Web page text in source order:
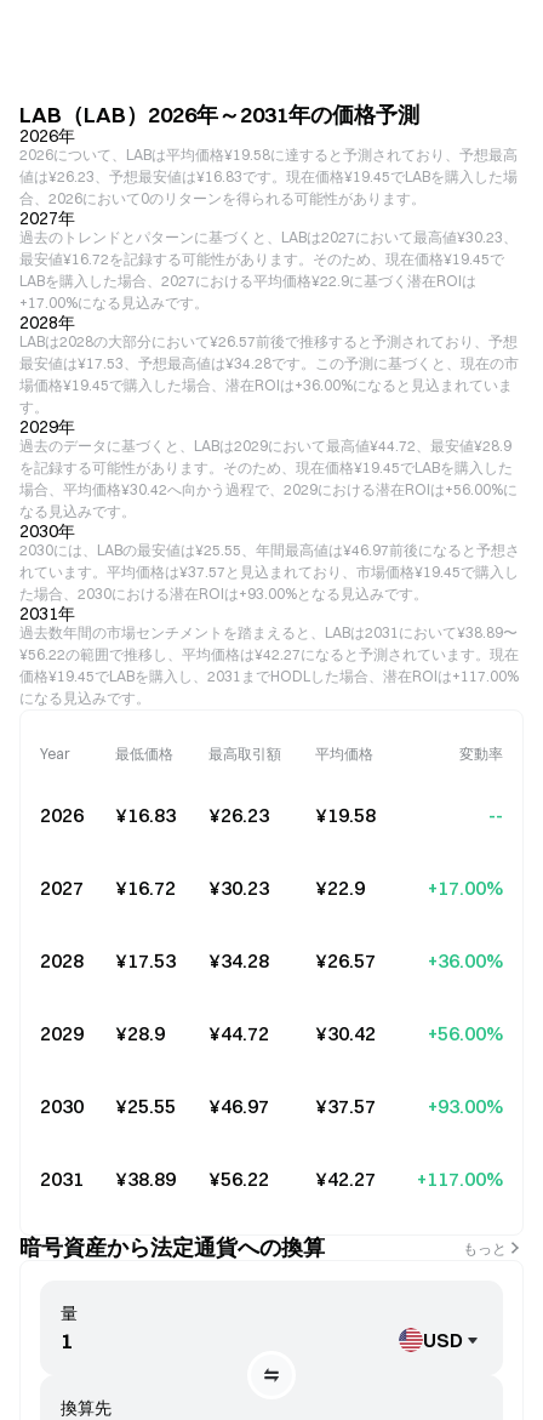
LAB（LAB）2026年～2031年の価格予測
2026年
2026について、LABは平均価格¥19.58に達すると予測されており、予想最高
値は¥26.23、予想最安値は¥16.83です。現在価格¥19.45でLABを購入した場
合、2026において0のリターンを得られる可能性があります。
2027年
過去のトレンドとパターンに基づくと、LABは2027において最高値¥30.23、
最安値¥16.72を記録する可能性があります。そのため、現在価格¥19.45で
LABを購入した場合、2027における平均価格¥22.9に基づく潜在ROIは
+17.00%になる見込みです。
2028年
LABは2028の大部分において¥26.57前後で推移すると予測されており、予想
最安値は¥17.53、予想最高値は¥34.28です。この予測に基づくと、現在の市
場価格¥19.45で購入した場合、潜在ROIは+36.00%になると見込まれていま
す。
2029年
過去のデータに基づくと、LABは2029において最高値¥44.72、最安値¥28.9
を記録する可能性があります。そのため、現在価格¥19.45でLABを購入した
場合、平均価格¥30.42へ向かう過程で、2029における潜在ROIは+56.00%に
なる見込みです。
2030年
2030には、LABの最安値は¥25.55、年間最高値は¥46.97前後になると予想さ
れています。平均価格は¥37.57と見込まれており、市場価格¥19.45で購入し
た場合、2030における潜在ROIは+93.00%となる見込みです。
2031年
過去数年間の市場センチメントを踏まえると、LABは2031において¥38.89〜
¥56.22の範囲で推移し、平均価格は¥42.27になると予測されています。現在
価格¥19.45でLABを購入し、2031までHODLした場合、潜在ROIは+117.00%
になる見込みです。
Year 最低価格 最高取引額 平均価格 変動率
2026 ¥16.83 ¥26.23 ¥19.58 --
2027 ¥16.72 ¥30.23 ¥22.9 +17.00%
2028 ¥17.53 ¥34.28 ¥26.57 +36.00%
2029 ¥28.9 ¥44.72 ¥30.42 +56.00%
2030 ¥25.55 ¥46.97 ¥37.57 +93.00%
2031 ¥38.89 ¥56.22 ¥42.27 +117.00%
暗号資産から法定通貨への換算 もっと
換算先
量
USD